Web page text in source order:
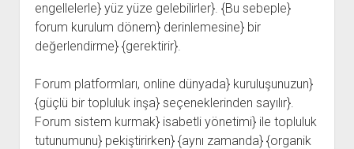
engellelerle} yüz yüze gelebilirler}. {Bu sebeple}
forum kurulum dönem} derinlemesine} bir
değerlendirme} {gerektirir}.
Forum platformları, online dünyada} kuruluşunuzun}
{güçlü bir topluluk inşa} seçeneklerinden sayılır}.
Forum sistem kurmak} isabetli yönetimi} ile topluluk
tutunumunu} pekiştirirken} {aynı zamanda} {organik